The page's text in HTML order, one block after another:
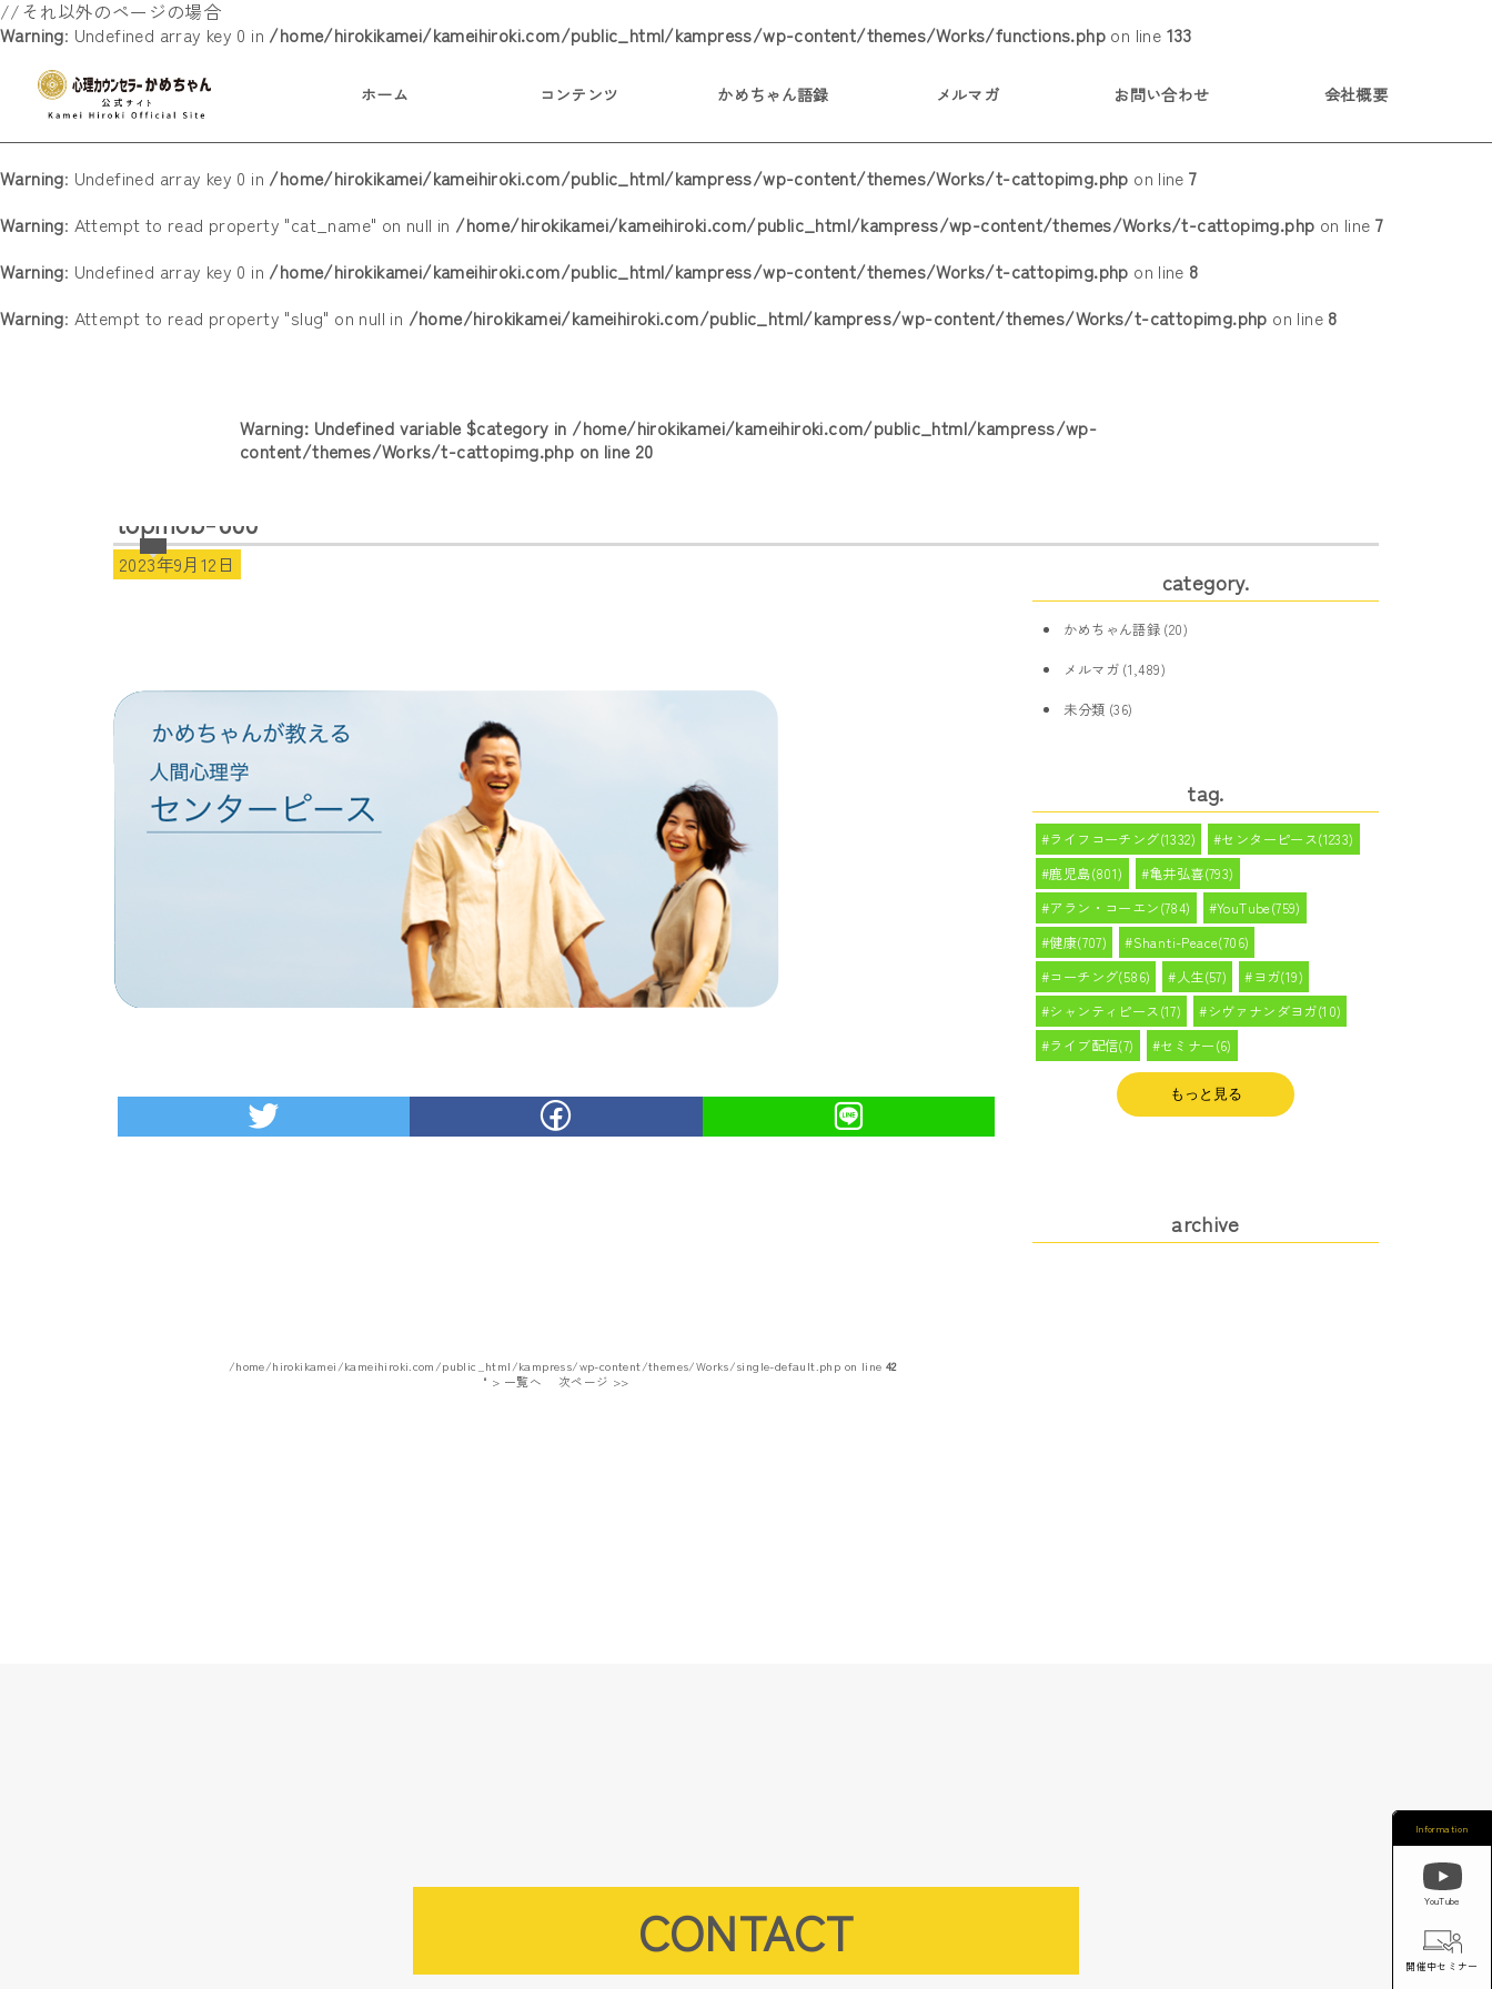
//それ以外のページの場合
Warning: Undefined array key 0 in /home/hirokikamei/kameihiroki.com/public_html/kampress/wp-content/themes/Works/functions.phpon line 133
ホーム コンテンツ かめちゃん語録 メルマガ お問い合わせ 会社概要
Information
YouTube
開催中セミナー
Warning: Undefined array key 0 in /home/hirokikamei/kameihiroki.com/public_html/kampress/wp-content/themes/Works/t-cattopimg.php on line7
Warning: Attempt to read property "cat_name" on null in /home/hirokikamei/kameihiroki.com/public_html/kampress/wp-content/themes/Works/t-cattopimg.php on line 7
Warning: Undefined array key 0 in /home/hirokikamei/kameihiroki.com/public_html/kampress/wp-content/themes/Works/t-cattopimg.php on line 8
Warning: Attempt to read property "slug" on null in /home/hirokikamei/kameihiroki.com/public_html/kampress/wp-content/themes/Works/t-cattopimg.php on line 8
Warning: Undefined variable $category in /home/hirokikamei/kameihiroki.com/public_html/kampress/wp-
content/themes/Works/t-cattopimg.php on line 20
topmob-600
2023年9月12日
/home/hirokikamei/kameihiroki.com/public_html/kampress/wp-content/themes/Works/single-default.php on line 42
" > 一覧へ
次ページ >>
category.
かめちゃん語録 (20)
メルマガ(1,489)
未分類 (36)
tag.
ライフコーチング(1332)
センターピース(1233)
鹿児島(801)
亀井弘喜(793)
アラン・コーエン(784)
YouTube(759)
健康(707)
Shanti-Peace(706)
コーチング(586)
人生(57)
ヨガ(19)
シャンティピース(17)
シヴァナンダヨガ(10)
ライブ配信(7)
セミナー(6)
もっと見る
archive
CONTACT